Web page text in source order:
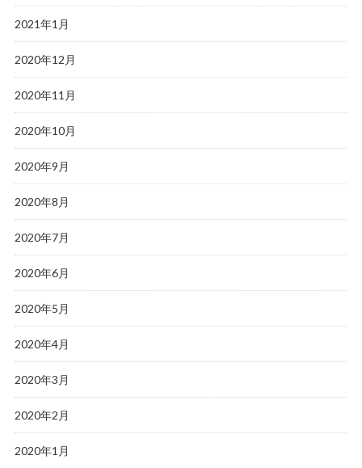
2021年1月
2020年12月
2020年11月
2020年10月
2020年9月
2020年8月
2020年7月
2020年6月
2020年5月
2020年4月
2020年3月
2020年2月
2020年1月